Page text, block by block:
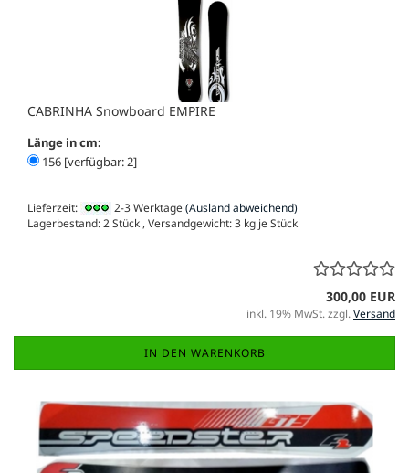
CABRINHA Snowboard EMPIRE
Länge in cm:
156 [verfügbar: 2]
Lieferzeit: 2-3 Werktage(Ausland abweichend)
Lagerbestand: 2 Stück , Versandgewicht:3 kg je Stück
300,00 EUR
inkl. 19% MwSt. zzgl.Versand
IN DEN WARENKORB